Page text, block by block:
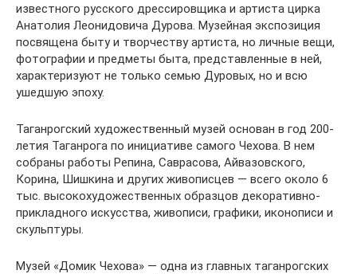
известного русского дрессировщика и артиста цирка
Анатолия Леонидовича Дурова. Музейная экспозиция
посвящена быту и творчеству артиста, но личные вещи,
фотографии и предметы быта, представленные в ней,
характеризуют не только семью Дуровых, но и всю
ушедшую эпоху.
Таганрогский художественный музей основан в год 200-
летия Таганрога по инициативе самого Чехова. В нем
собраны работы Репина, Саврасова, Айвазовского,
Корина, Шишкина и других живописцев — всего около 6
тыс. высокохудожественных образцов декоративно-
прикладного искусства, живописи, графики, иконописи и
скульптуры.
Музей «Домик Чехова» — одна из главных таганрогских